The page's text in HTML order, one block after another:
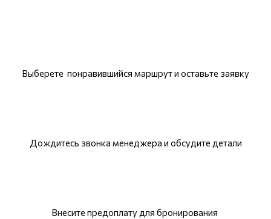
Выберете понравившийся маршрут и оставьте заявку
Дождитесь звонка менеджера и обсудите детали
Внесите предоплату для бронирования